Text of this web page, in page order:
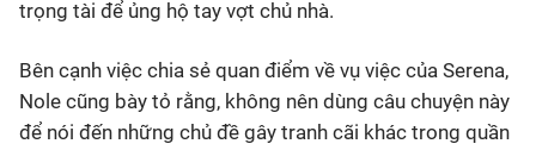
trọng tài để ủng hộ tay vợt chủ nhà.
Bên cạnh việc chia sẻ quan điểm về vụ việc của Serena,
Nole cũng bày tỏ rằng, không nên dùng câu chuyện này
để nói đến những chủ đề gây tranh cãi khác trong quần